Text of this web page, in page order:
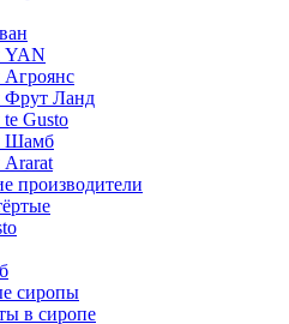
Ланд
Gusto
Шамб
производители
сиропы
в сиропе